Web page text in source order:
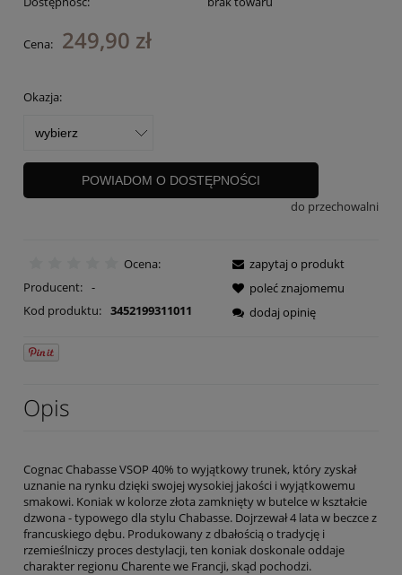
Cena: 249,90 zł
Okazja:
POWIADOM O DOSTĘPNOŚCI
do przechowalni
Ocena:
Producent: -
Kod produktu: 3452199311011
zapytaj o produkt
poleć znajomemu
dodaj opinię
Opis
Cognac Chabasse VSOP 40% to wyjątkowy trunek, który zyskał
uznanie na rynku dzięki swojej wysokiej jakości i wyjątkowemu
smakowi. Koniak w kolorze złota zamknięty w butelce w kształcie
dzwona - typowego dla stylu Chabasse. Dojrzewał 4 lata w beczce z
francuskiego dębu. Produkowany z dbałością o tradycję i
rzemieślniczy proces destylacji, ten koniak doskonale oddaje
charakter regionu Charente we Francji, skąd pochodzi.